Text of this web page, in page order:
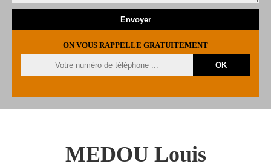
ON VOUS RAPPELLE GRATUITEMENT
MEDOU Louis